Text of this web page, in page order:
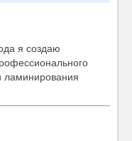
я создаю
ламинирования